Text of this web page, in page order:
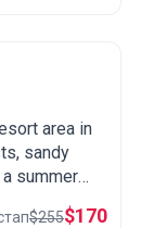
area in
sandy
summer
$255$170